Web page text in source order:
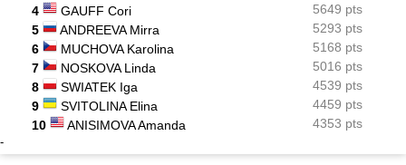
4
GAUFF Cori
5649 pts
5
ANDREEVA Mirra
5293 pts
6
MUCHOVA Karolina
5168 pts
7
NOSKOVA Linda
5016 pts
8
SWIATEK Iga
4539 pts
9
SVITOLINA Elina
4459 pts
10
ANISIMOVA Amanda 4353 pts
-